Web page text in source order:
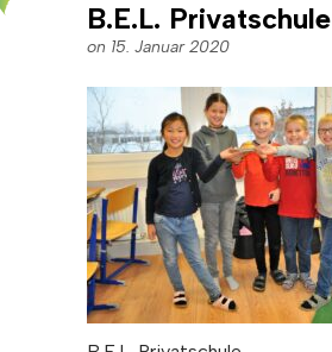
B.E.L. Privatschule
on 15. Januar 2020